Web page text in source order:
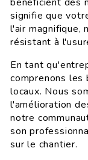
signifie que
l'air magnifique,
résistant à
En tant
comprenons les
locaux. Nous
l'amélioration
notre
son
sur le chantier.